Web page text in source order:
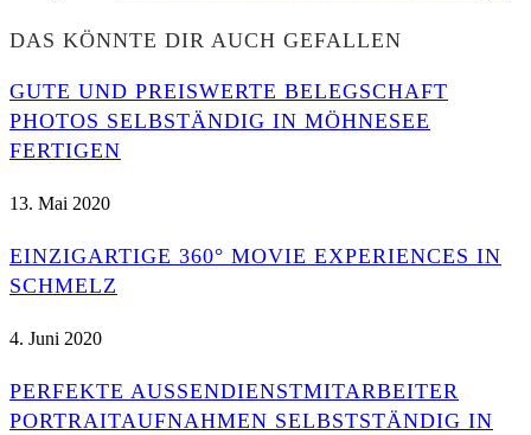
DAS KÖNNTE DIR AUCH GEFALLEN
GUTE UND PREISWERTE BELEGSCHAFT
PHOTOS SELBSTÄNDIG IN MÖHNESEE
FERTIGEN
13. Mai 2020
EINZIGARTIGE 360° MOVIE EXPERIENCES IN
SCHMELZ
4. Juni 2020
PERFEKTE AUSSENDIENSTMITARBEITER P
ORTRAITAUFNAHMEN SELBSTSTÄNDIG IN M